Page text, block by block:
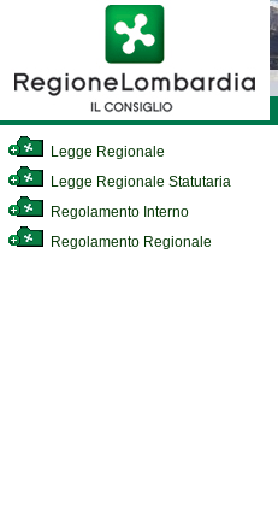
Legge Regionale
Legge Regionale Statutaria
Regolamento Interno
Regolamento Regionale